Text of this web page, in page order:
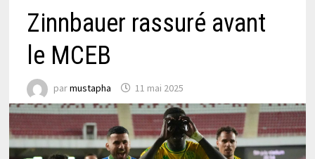
Zinnbauer rassuré avant
le MCEB
parmustapha 11 mai 2025